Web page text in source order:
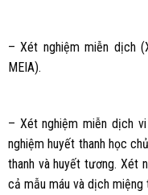
– Xét nghiệm miễn dịch
MEIA).
– Xét nghiệm miễn dịch
nghiệm huyết thanh học
thanh và huyết tương. Xét
cả mẫu máu và dịch miệng